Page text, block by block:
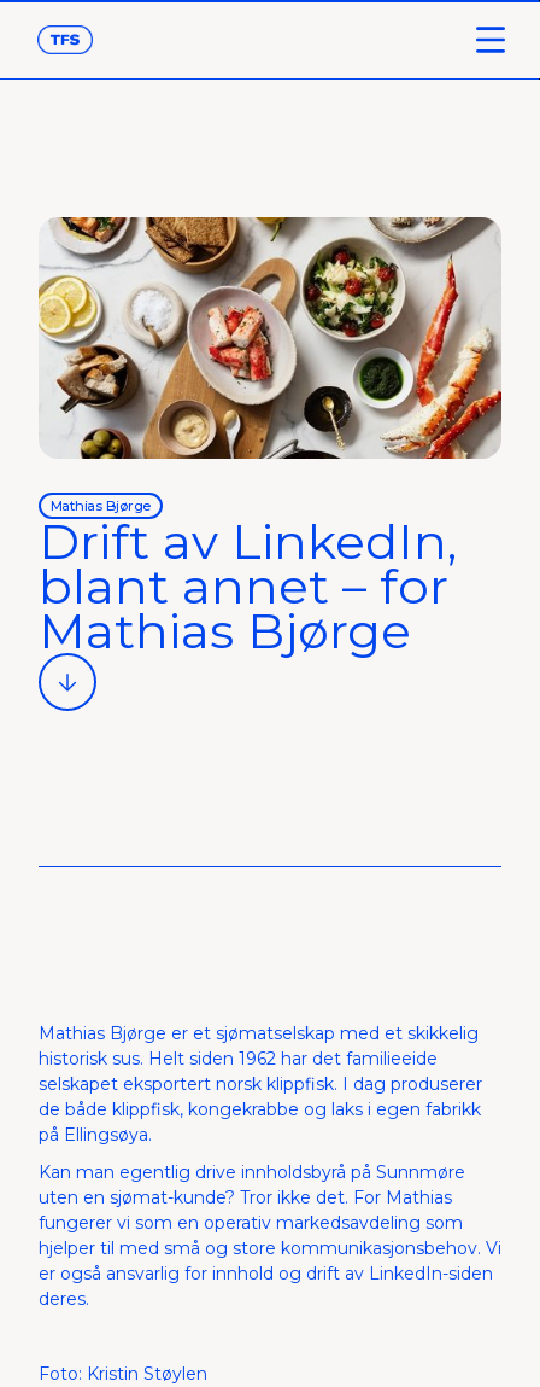
Mathias Bjørge
Drift av LinkedIn,
blant annet – for
Mathias Bjørge
Mathias Bjørge er et sjømatselskap med et skikkelig
historisk sus. Helt siden 1962 har det familieeide
selskapet eksportert norsk klippfisk. I dag produserer
de både klippfisk, kongekrabbe og laks i egen fabrikk
på Ellingsøya.
Kan man egentlig drive innholdsbyrå på Sunnmøre
uten en sjømat-kunde? Tror ikke det. For Mathias
fungerer vi som en operativ markedsavdeling som
hjelper til med små og store kommunikasjonsbehov. Vi
er også ansvarlig for innhold og drift av LinkedIn-siden
deres.
Foto: Kristin Støylen